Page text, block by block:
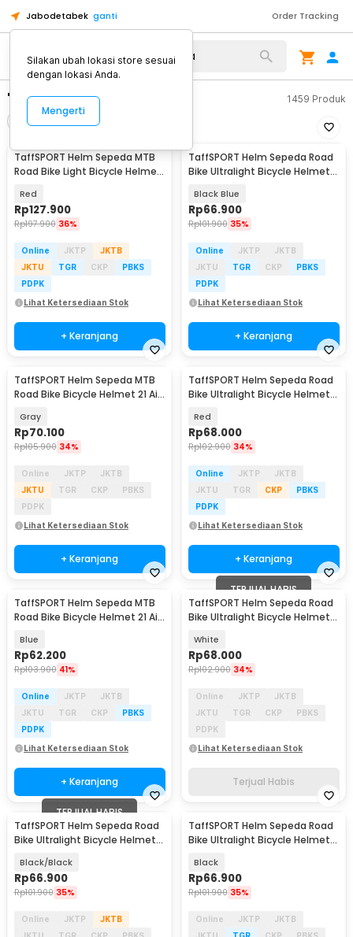
Jabodetabek ganti Order Tracking
"taffsport helm sepeda" 1459 Produk
Urutkan
TaffSPORT Helm Sepeda MTB
Road Bike Light Bicycle Helmet
Red
Rp127.900
Rp197.900 36%
Online JKTP
JKTB
JKTU
TGR CKP
PBKS
PDPK
Lihat Ketersediaan Stok
+ Keranjang
TaffSPORT Helm Sepeda Road
Bike Ultralight Bicycle Helmet
Black Blue
Rp66.900
Rp101.900 35%
Online JKTP
JKTB
JKTU
TGR CKP
PBKS
PDPK
Lihat Ketersediaan Stok
+ Keranjang
TaffSPORT Helm Sepeda MTB
Road Bike Bicycle Helmet 21 Air
Gray
Rp70.100
Rp105.900 34%
Online JKTP
JKTB
JKTU
TGR CKP
PBKS
PDPK
Lihat Ketersediaan Stok
+ Keranjang
TaffSPORT Helm Sepeda Road
Bike Ultralight Bicycle Helmet
Red
Rp68.000
Rp102.900 34%
Online JKTP
JKTB
JKTU
TGR CKP
PBKS
PDPK
Lihat Ketersediaan Stok
+ Keranjang
TaffSPORT Helm Sepeda MTB
Road Bike Bicycle Helmet 21 Air
Blue
Rp62.200
Rp103.900 41%
Online JKTP
JKTB
JKTU
TGR CKP
PBKS
PDPK
Lihat Ketersediaan Stok
+ Keranjang
TERJUAL HABIS
TaffSPORT Helm Sepeda Road
Bike Ultralight Bicycle Helmet
White
Rp68.000
Rp102.900 34%
Online JKTP
JKTB
JKTU
TGR CKP
PBKS
PDPK
Lihat Ketersediaan Stok
Terjual Habis
TERJUAL HABIS
TaffSPORT Helm Sepeda Road
Bike Ultralight Bicycle Helmet
Black/Black
Rp66.900
Rp101.900 35%
Online JKTP
JKTB
TaffSPORT Helm Sepeda Road
Bike Ultralight Bicycle Helmet
Black
Rp66.900
Rp101.900 35%
Online JKTP
JKTB
Silakan ubah lokasi store sesuai
dengan lokasi Anda.
Mengerti